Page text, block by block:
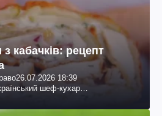
кабачків: рецепт
26.07.2026 18:39
шеф-кухар